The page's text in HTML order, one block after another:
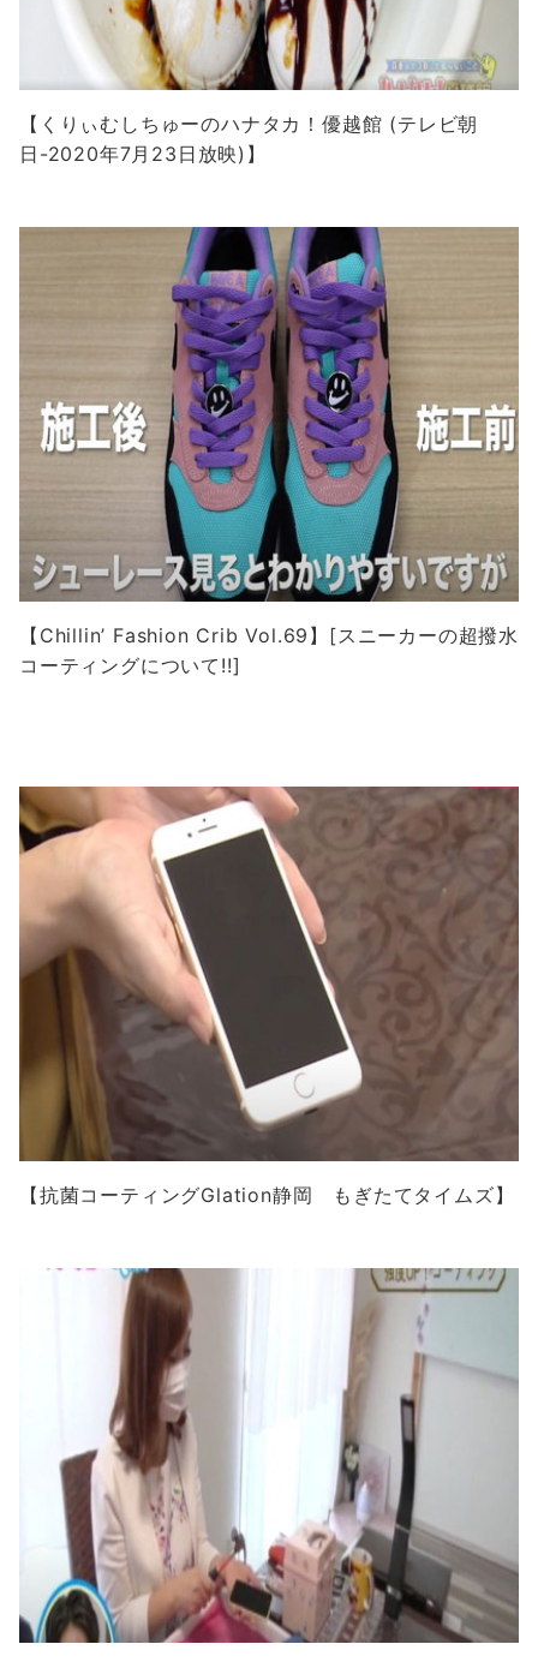
【くりぃむしちゅーのハナタカ！優越館 (テレビ朝
日-2020年7月23日放映)】
【Chillin’ Fashion Crib Vol.69】[スニーカーの超撥水
コーティングについて!!]
【抗菌コーティングGlation静岡 もぎたてタイムズ】